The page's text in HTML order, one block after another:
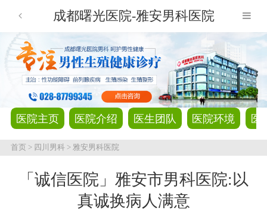
成都曙光医院-雅安男科医院
医院主页 医院介绍 医生团队 医院环境 医
首页> 四川男科> 雅安男科医院
「诚信医院」雅安市男科医院:以
真诚换病人满意